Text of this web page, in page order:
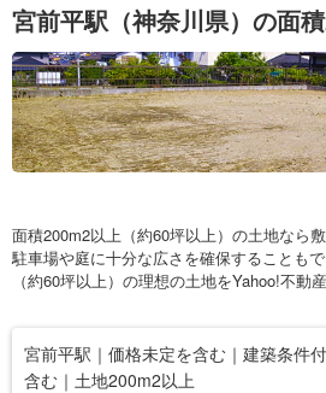
宮前平駅（神奈川県）の面
面積200m2以上（約60坪以上）の土地なら
駐車場や庭に十分な広さを確保することも
（約60坪以上）の理想の土地をYahoo!不動
宮前平駅｜価格未定を含む｜建築条件
含む｜土地200m2以上